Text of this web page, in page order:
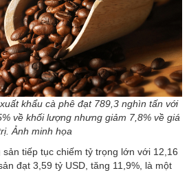
khẩu cà phê đạt 789,3 nghìn tấn với
về khối lượng nhưng giảm 7,8% về giá
Ảnh minh họa
tiếp tục chiếm tỷ trọng lớn với 12,16
đạt 3,59 tỷ USD, tăng 11,9%, là một